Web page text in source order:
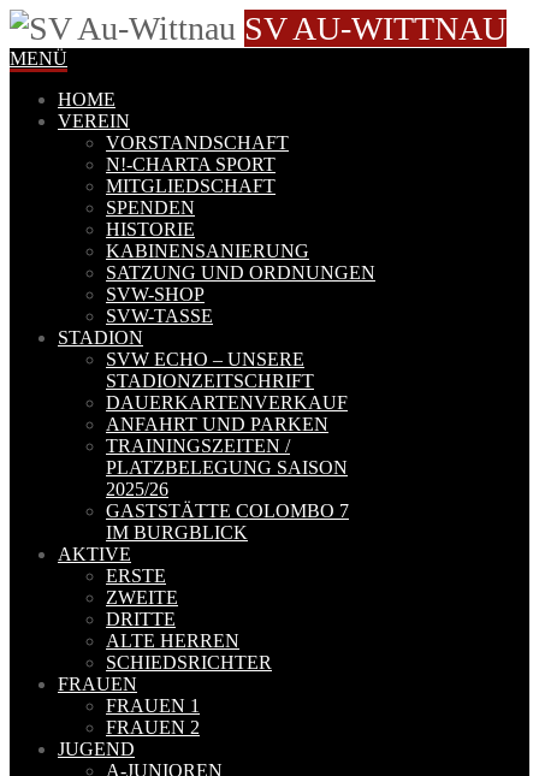
SV AU-WITTNAU
MENÜ
HOME
VEREIN
VORSTANDSCHAFT
N!-CHARTA SPORT
MITGLIEDSCHAFT
SPENDEN
HISTORIE
KABINENSANIERUNG
SATZUNG UND ORDNUNGEN
SVW-SHOP
SVW-TASSE
STADION
SVW ECHO – UNSERE
STADIONZEITSCHRIFT
DAUERKARTENVERKAUF
ANFAHRT UND PARKEN
TRAININGSZEITEN /
PLATZBELEGUNG SAISON
2025/26
GASTSTÄTTE COLOMBO 7
IM BURGBLICK
AKTIVE
ERSTE
ZWEITE
DRITTE
ALTE HERREN
SCHIEDSRICHTER
FRAUEN
FRAUEN 1
FRAUEN 2
JUGEND
A-JUNIOREN